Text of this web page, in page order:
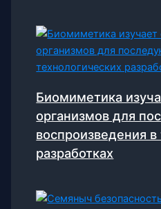
Биомиметика
организмов для
воспроизведения
разработках